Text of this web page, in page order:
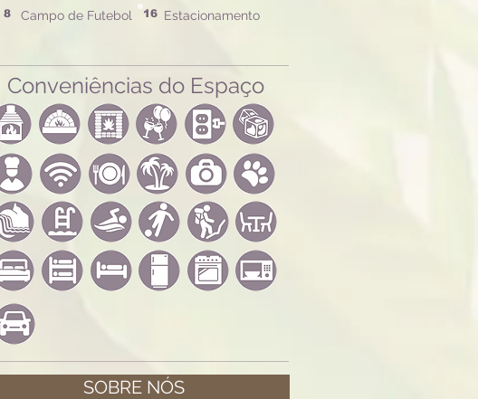
8
Campo de Futebol
16
Estacionamento
Conveniências do Espaço
SOBRE NÓS